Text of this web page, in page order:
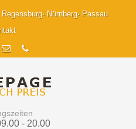
Regensburg Nürnberg
Passau
- 20.00